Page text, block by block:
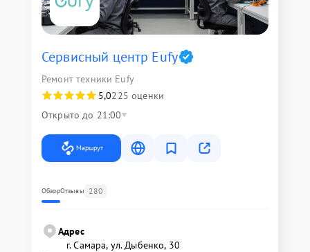
Сервисный центр Eufy
Ремонт техники Eufy
5,0225 оценки
Открыто до 21:00
Маршрут
ОбзорОтзывы 280
Адрес
г. Самара, ул. Дыбенко, 30